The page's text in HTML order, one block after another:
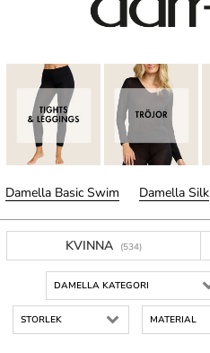
Damella Basic Swim Damella Silk
KVINNA (534)
DAMELLA KATEGORI
STORLEK MATERIAL